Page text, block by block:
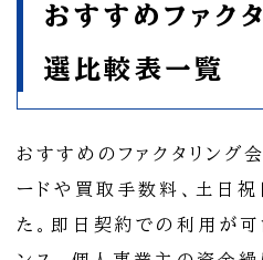
おすすめファク
選比較表一覧
おすすめのファクタリング
ードや買取手数料、土日
た。即日契約での利用が可